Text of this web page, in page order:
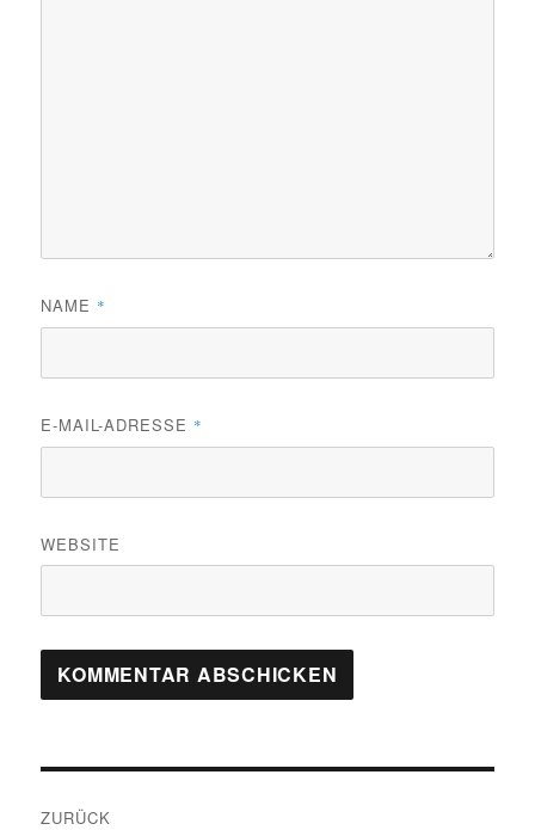
NAME *
E-MAIL-ADRESSE *
WEBSITE
ZURÜCK